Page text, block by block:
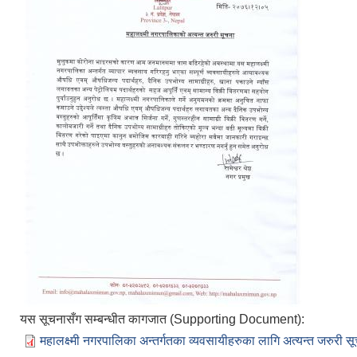
यस सूचनासँग सम्बन्धीत कागजात (Supporting Document):
महालक्ष्मी नगरपालिका अन्तर्गतका व्यवसायीहरुका लागि अत्यन्त जरुरी